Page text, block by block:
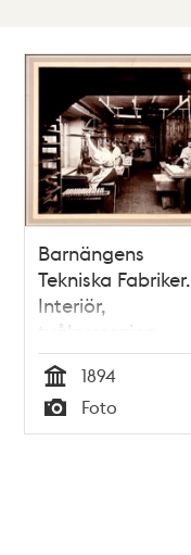
träffar
Barnängens
Tekniska Fabriker.
Interiör,
tvålpressning
Tid
1894
Typ
Foto